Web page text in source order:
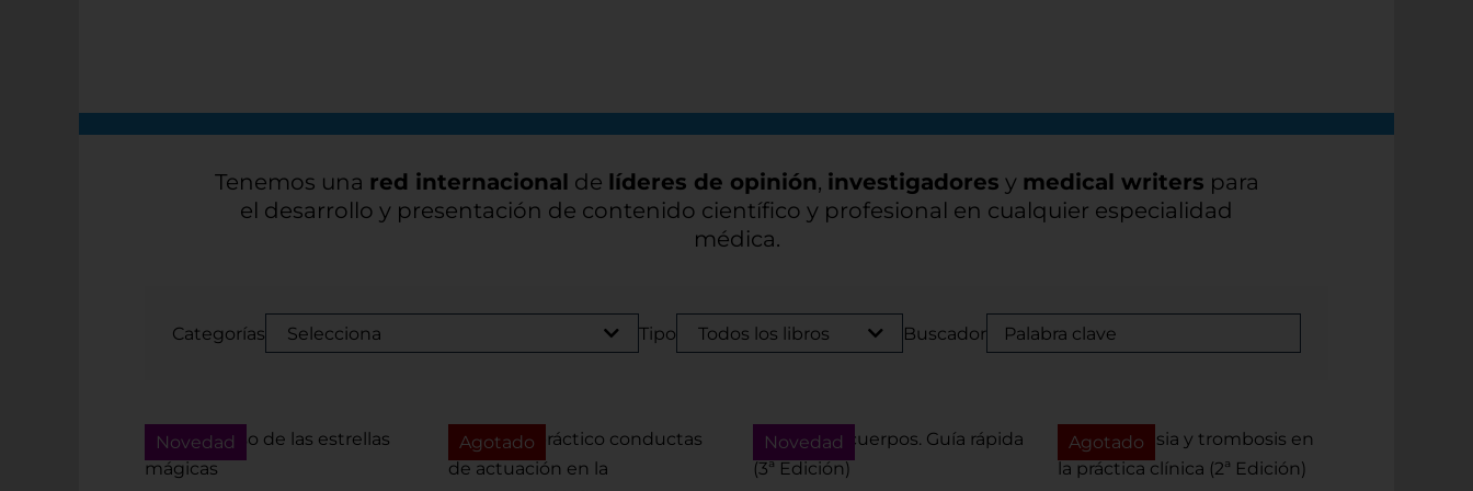
Tenemos una red internacional de líderes de opinión, investigadores y medical writers para
el desarrollo y presentación de contenido científico y profesional en cualquier especialidad
médica.
Categorías Tipo Buscador
Novedad Agotado Novedad Agotado